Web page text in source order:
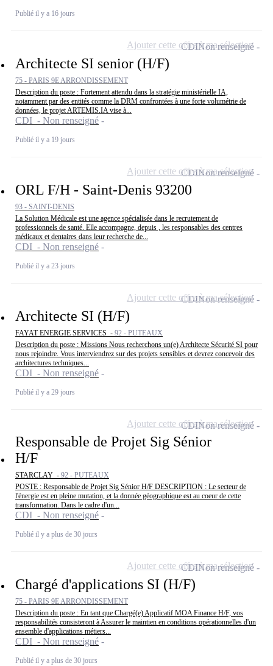
Publié il y a 16 jours
Architecte SI senior (H/F)
75 - PARIS 9E ARRONDISSEMENT
Description du poste : Fortement attendu dans la stratégie ministérielle IA,
notamment par des entités comme la DRM confrontées à une forte volumétrie de
données, le projet ARTEMIS.IA vise à...
CDI - Non renseigné
Publié il y a 19 jours
CDINon renseigné
Ajouter cette offre à ma sélection
ORL F/H - Saint-Denis 93200
93 - SAINT-DENIS
La Solution Médicale est une agence spécialisée dans le recrutement de
professionnels de santé. Elle accompagne, depuis , les responsables des centres
médicaux et dentaires dans leur recherche de...
CDI - Non renseigné
Publié il y a 23 jours
CDINon renseigné
Ajouter cette offre à ma sélection
Architecte SI (H/F)
FAYAT ENERGIE SERVICES - 92 - PUTEAUX
Description du poste : Missions Nous recherchons un(e) Architecte Sécurité SI pour
nous rejoindre. Vous interviendrez sur des projets sensibles et devrez concevoir des
architectures techniques...
CDI - Non renseigné
Publié il y a 29 jours
CDINon renseigné
Ajouter cette offre à ma sélection
Responsable de Projet Sig Sénior
H/F
STARCLAY - 92 - PUTEAUX
POSTE : Responsable de Projet Sig Sénior H/F DESCRIPTION : Le secteur de
l'énergie est en pleine mutation, et la donnée géographique est au coeur de cette
transformation. Dans le cadre d'un...
CDI - Non renseigné
Publié il y a plus de 30 jours
CDINon renseigné
Ajouter cette offre à ma sélection
Chargé d'applications SI (H/F)
75 - PARIS 9E ARRONDISSEMENT
Description du poste : En tant que Chargé(e) Applicatif MOA Finance H/F, vos
responsabilités consisteront à Assurer le maintien en conditions opérationnelles d'un
ensemble d'applications métiers...
CDI - Non renseigné
Publié il y a plus de 30 jours
CDINon renseigné
Ajouter cette offre à ma sélection